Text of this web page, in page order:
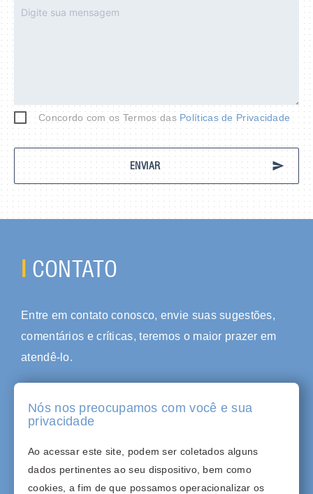
Concordo com os Termos das Políticas de Privacidade
ENVIAR send
I CONTATO
Entre em contato conosco, envie suas sugestões,
comentários e críticas, teremos o maior prazer em
atendê-lo.
Nós nos preocupamos com você e sua
privacidade
Ao acessar este site, podem ser coletados alguns
dados pertinentes ao seu dispositivo, bem como
cookies, a fim de que possamos operacionalizar os